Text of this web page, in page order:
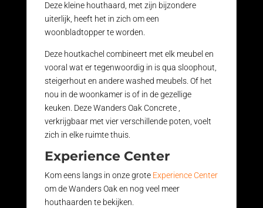
Deze kleine houthaard, met zijn bijzondere
uiterlijk, heeft het in zich om een
woonbladtopper te worden.
Deze houtkachel combineert met elk meubel en
vooral wat er tegenwoordig in is qua sloophout,
steigerhout en andere washed meubels. Of het
nou in de woonkamer is of in de gezellige
keuken. Deze Wanders Oak Concrete ,
verkrijgbaar met vier verschillende poten, voelt
zich in elke ruimte thuis.
Experience Center
Kom eens langs in onze grote Experience Center
om de Wanders Oak en nog veel meer
houthaarden te bekijken.